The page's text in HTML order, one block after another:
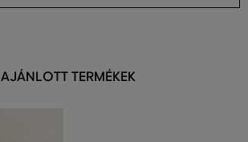
AJÁNLOTT TERMÉKEK